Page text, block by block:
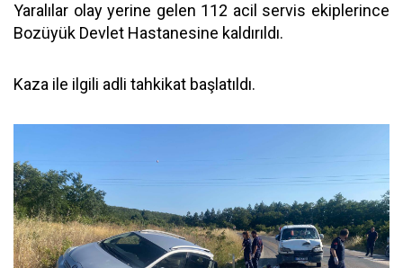
Yaralılar olay yerine gelen 112 acil servis ekiplerince
Bozüyük Devlet Hastanesine kaldırıldı.
Kaza ile ilgili adli tahkikat başlatıldı.